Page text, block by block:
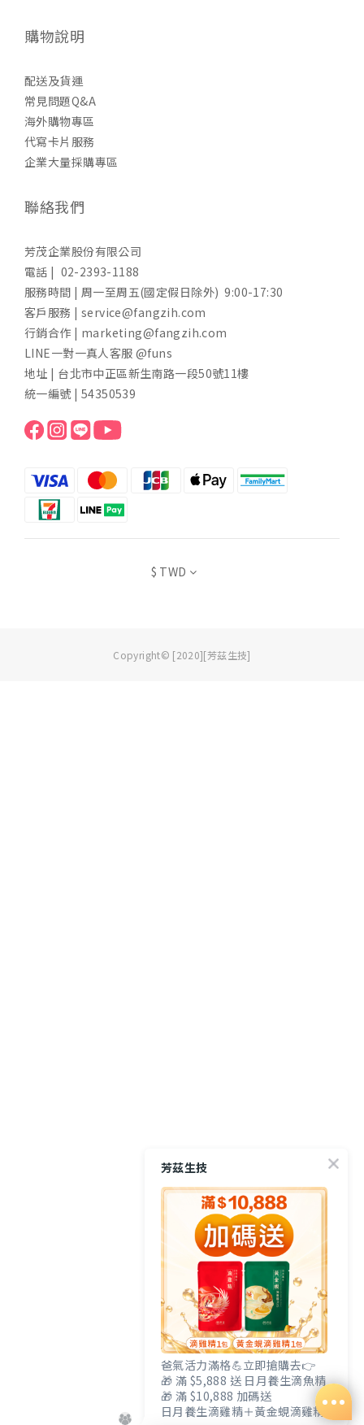
購物說明
配送及貨運
常見問題Q&A
海外購物專區
代寫卡片服務
企業大量採購專區
聯絡我們
芳茂企業股份有限公司
電話 | 02-2393-1188
服務時間 | 周一至周五(國定假日除外) 9:00-17:30
客戶服務 | service@fangzih.com
行銷合作 | marketing@fangzih.com
LINE一對一真人客服 @funs
地址 | 台北市中正區新生南路一段50號11樓
統一編號 | 54350539
$ TWD
Copyright© [2020][芳茲生技]
芳茲生技
爸氣活力滿格💪立即搶購去👉
🎁 滿 $5,888 送 日月養生滴魚精
🎁 滿 $10,888 加碼送
日月養生滴雞精＋黃金蜆滴雞精